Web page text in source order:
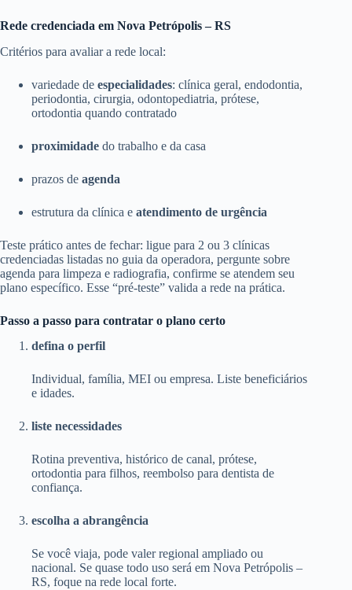
Rede credenciada em Nova Petrópolis – RS
Critérios para avaliar a rede local:
variedade de especialidades: clínica geral, endodontia,
periodontia, cirurgia, odontopediatria, prótese,
ortodontia quando contratado
proximidade do trabalho e da casa
prazos de agenda
estrutura da clínica e atendimento de urgência
Teste prático antes de fechar: ligue para 2 ou 3 clínicas
credenciadas listadas no guia da operadora, pergunte sobre
agenda para limpeza e radiografia, confirme se atendem seu
plano específico. Esse “pré-teste” valida a rede na prática.
Passo a passo para contratar o plano certo
defina o perfil
Individual, família, MEI ou empresa. Liste beneficiários
e idades.
liste necessidades
Rotina preventiva, histórico de canal, prótese,
ortodontia para filhos, reembolso para dentista de
confiança.
escolha a abrangência
Se você viaja, pode valer regional ampliado ou
nacional. Se quase todo uso será em Nova Petrópolis –
RS, foque na rede local forte.